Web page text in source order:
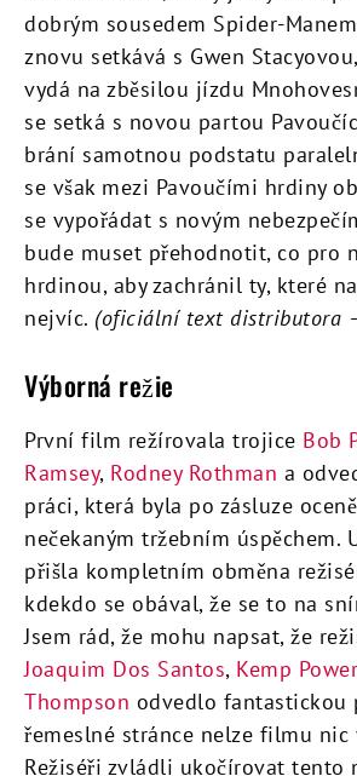
dobrým sousedem Spider-
znovu setkává s Gwen
vydá na zběsilou jízdu
se setká s novou partou
brání samotnou podstatu
se však mezi Pavoučími hrdiny
se vypořádat s novým
bude muset přehodnotit, co pro
hrdinou, aby zachránil ty, které
nejvíc. (oficiální text distributora
Výborná režie
První film režírovala trojice Bob
Ramsey, Rodney Rothman a
práci, která byla po zásluze
nečekaným tržebním úspěchem.
přišla kompletním obměna
kdekdo se obával, že se to na
Jsem rád, že mohu napsat, že
Joaquim Dos Santos, Kemp
Thompson odvedlo fantastickou
řemeslné stránce nelze filmu nic
Režiséři zvládli ukočírovat tento